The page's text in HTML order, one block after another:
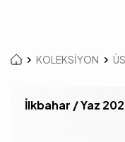
KOLEKSİYON
İlkbahar / Yaz